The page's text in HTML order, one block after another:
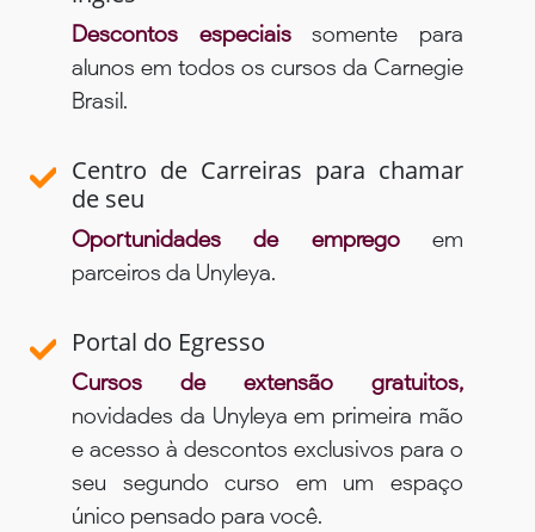
Descontos especiaissomente para
alunos em todos os cursos da Carnegie
Brasil.
Centro de Carreiras para chamar
de seu
Oportunidades de empregoem
parceiros da Unyleya.
Portal do Egresso
Cursos de extensão gratuitos,
novidades da Unyleya em primeira mão
e acesso à descontos exclusivos para o
seu segundo curso em um espaço
único pensado para você.